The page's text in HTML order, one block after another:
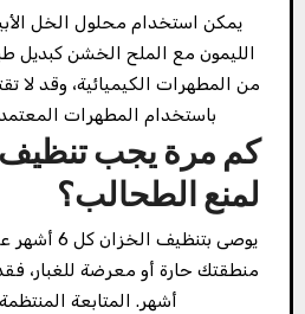
يمكن استخدام محلول الخل
الليمون مع الملح الخشن كبديل
من المطهرات الكيميائية، وقد لا
باستخدام المطهرات
كم مرة يجب تنظيف
لمنع الطحالب؟
يوصى
أشهر. المتابعة